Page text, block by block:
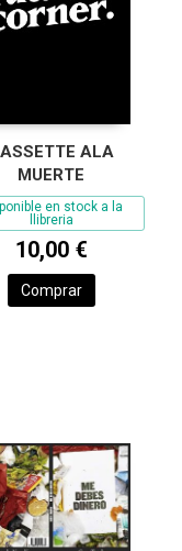
ALA
MUERTE
en stock a la
llibreria
10,00 €
Comprar